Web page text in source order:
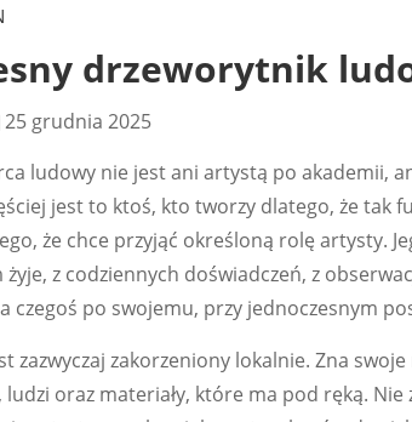
drzeworytnik
25 grudnia 2025
ludowy nie jest ani artystą po akademii,
jest to ktoś, kto tworzy dlatego, że tak
że chce przyjąć określoną rolę artysty.
z codziennych doświadczeń, z
czegoś po swojemu, przy jednoczesnym
zazwyczaj zakorzeniony lokalnie. Zna
ludzi oraz materiały, które ma pod ręką.